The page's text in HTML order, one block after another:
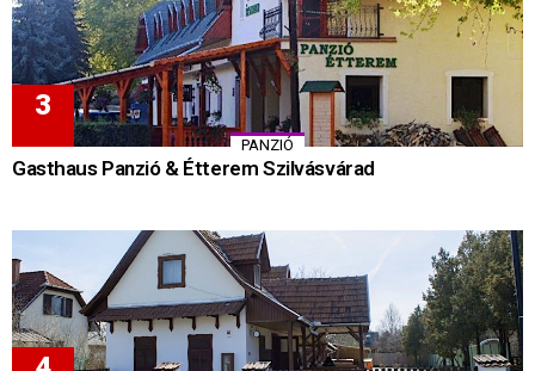
PANZIÓ
Gasthaus Panzió & Étterem Szilvásvárad